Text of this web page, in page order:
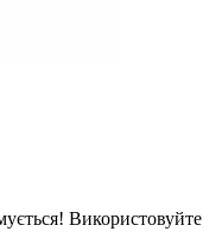
Використовуйте